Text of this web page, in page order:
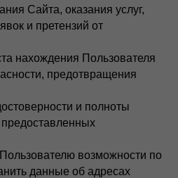
Сайта, оказания услуг,
и претензий от
нахождения Пользователя
предотвращения
и полноты
возможности по
данные об адресах